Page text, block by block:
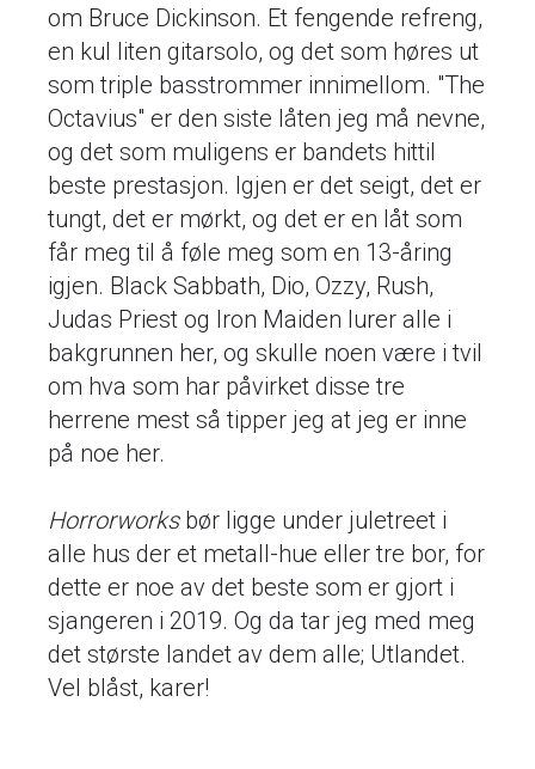
om Bruce Dickinson. Et fengende refreng,
en kul liten gitarsolo, og det som høres ut
som triple basstrommer innimellom. "The
Octavius" er den siste låten jeg må nevne,
og det som muligens er bandets hittil
beste prestasjon. Igjen er det seigt, det er
tungt, det er mørkt, og det er en låt som
får meg til å føle meg som en 13-åring
igjen. Black Sabbath, Dio, Ozzy, Rush,
Judas Priest og Iron Maiden lurer alle i
bakgrunnen her, og skulle noen være i tvil
om hva som har påvirket disse tre
herrene mest så tipper jeg at jeg er inne
på noe her.
Horrorworksbør ligge under juletreet i
alle hus der et metall-hue eller tre bor, for
dette er noe av det beste som er gjort i
sjangeren i 2019. Og da tar jeg med meg
det største landet av dem alle; Utlandet.
Vel blåst, karer!